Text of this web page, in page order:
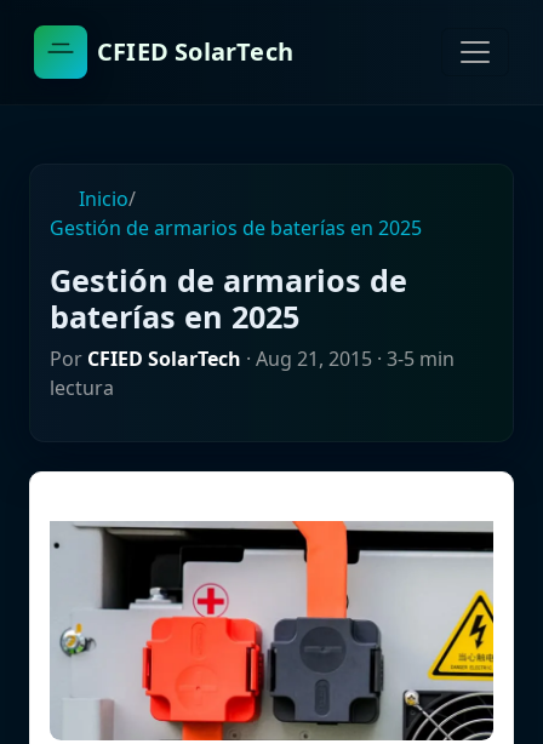
CFIED SolarTech
Inicio/
Gestión de armarios de baterías en 2025
Gestión de armarios de
baterías en 2025
Por CFIED SolarTech · Aug 21, 2015 · 3-5 min
lectura